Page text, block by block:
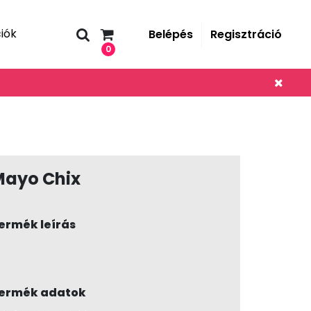
0
Belépés Regisztráció
Chix
leírás
adatok